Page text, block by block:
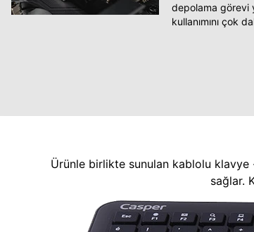
depolama görevi
kullanımını çok
Ürünle birlikte sunulan kablolu klavye
sağlar.